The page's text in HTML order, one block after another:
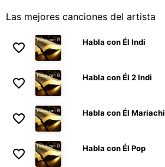
Las mejores canciones del artista
Habla con Él Indi
Habla con Él 2 Indi
Habla con Él Mariachi
Habla con Él Pop